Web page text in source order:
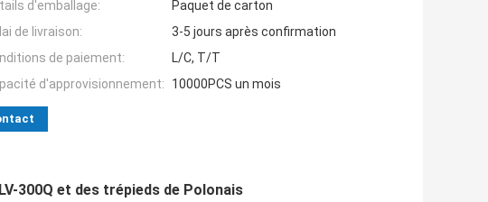
d'emballage:
Paquet de carton
de livraison:
3-5 jours après confirmation
de paiement:
L/C, T/T
d'approvisionnement:
10000PCS un mois
300Q et des trépieds de Polonais